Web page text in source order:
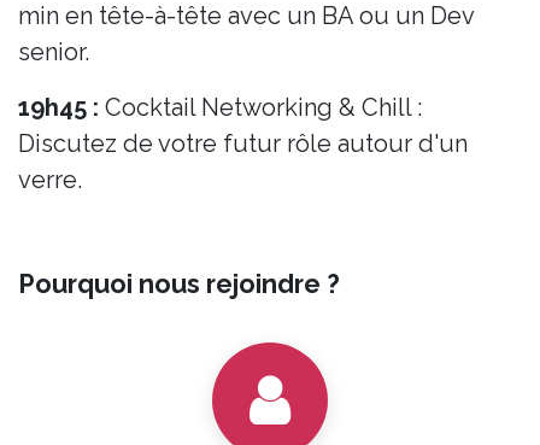
min en tête-à-tête avec un BA ou un Dev
senior.
19h45 : Cocktail Networking & Chill :
Discutez de votre futur rôle autour d'un
verre.
Pourquoi nous rejoindre ?